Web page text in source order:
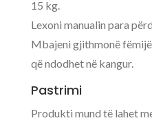
15 kg.
Lexoni manualin para
Mbajeni gjithmonë
që ndodhet në kangur.
Pastrimi
Produkti mund të lahet